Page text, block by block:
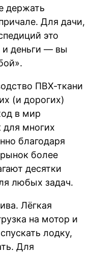
держать
Для дачи,
это
и деньги — вы
ПВХ-ткани
(и дорогих)
в мир
многих
благодаря
более
десятки
любых задач.
Лёгкая
на мотор и
лодку,
Для